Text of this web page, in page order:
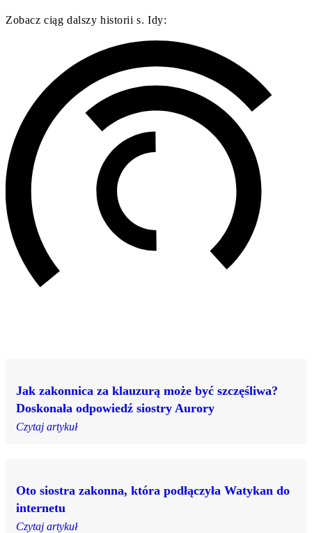
Zobacz ciąg dalszy historii s. Idy:
Jak zakonnica za klauzurą może być szczęśliwa?
Doskonała odpowiedź siostry Aurory
Czytaj artykuł
Oto siostra zakonna, która podłączyła Watykan do
internetu
Czytaj artykuł